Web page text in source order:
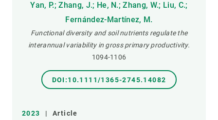
Yan, P.; Zhang, J.; He, N.; Zhang, W.; Liu, C.;
Fernández-Martínez, M.
Functional diversity and soil nutrients regulate the
interannual variability in gross primary productivity.
1094-1106
DOI:10.1111/1365-2745.14082
2023 | Article